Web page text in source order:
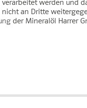
werden und
an Dritte
der Mineralöl Harrer